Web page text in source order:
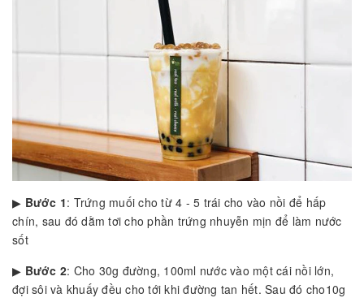
▶ Bước 1: Trứng muối cho từ 4 - 5 trái cho vào nồi để hấp
chín, sau đó dằm tơi cho phần trứng nhuyễn mịn để làm nước
sốt
▶ Bước 2: Cho 30g đường, 100ml nước vào một cái nồi lớn,
đợi sôi và khuấy đều cho tới khi đường tan hết. Sau đó cho10g